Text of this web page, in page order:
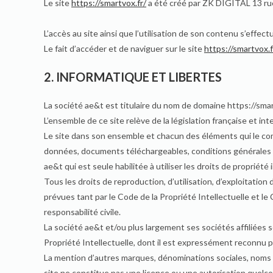
Le site https://smartvox.fr/a été créé par ZK DIGITAL 13
L’accès au site ainsi que l’utilisation de son contenu
Le fait d’accéder et de naviguer sur le sitehttps://
2. INFORMATIQUE ET LIBERTES
La société ae&t est titulaire du nom de domaine https://
L’ensemble de ce site relève de la législation française et
Le site dans son ensemble et chacun des éléments qui le
données, documents téléchargeables, conditions
ae&t qui est seule habilitée à utiliser les droits de
Tous les droits de reproduction, d’utilisation,
prévues tant par le Code de la Propriété Intellectuelle et le
responsabilité civile.
La société ae&t et/ou plus largement ses sociétés affiliées
Propriété Intellectuelle, dont il est expressément reconnu
La mention d’autres marques, dénominations sociales,